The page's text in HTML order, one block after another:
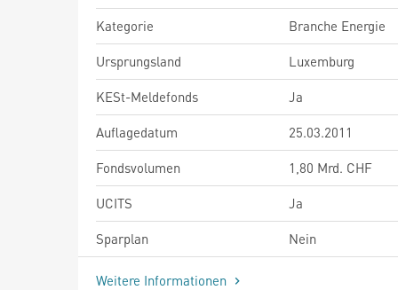
Kategorie
Branche Energie
Ursprungsland
Luxemburg
KESt-Meldefonds
Ja
Auflagedatum
25.03.2011
Fondsvolumen
1,80 Mrd. CHF
UCITS
Ja
Sparplan
Nein
Weitere Informationen